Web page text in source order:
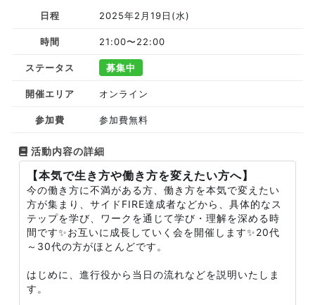
日程 2025年2月19日(水)
時間 21:00〜22:00
ステータス 募集中
開催エリア オンライン
参加費 参加費無料
活動内容の詳細
【本気で生き方や働き方を変えたい方へ】
今の働き方に不満がある方、働き方を本気で変えたい
方が集まり、サイドFIRE達成者などから、具体的なス
テップを学び、ワークを通じて学び・理解を深める時
間です✨お互いに成長していく会を開催します✨20代
～30代の方がほとんどです。
はじめに、進行役から当日の流れなどを説明いたしま
す。